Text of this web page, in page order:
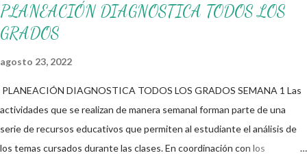
PLANEACIÓN DIAGNOSTICA TODOS LOS
GRADOS
agosto 23, 2022
PLANEACIÓN DIAGNOSTICA TODOS LOS GRADOS SEMANA 1 Las
actividades que se realizan de manera semanal forman parte de una
serie de recursos educativos que permiten al estudiante el análisis de
los temas cursados durante las clases. En coordinación con los